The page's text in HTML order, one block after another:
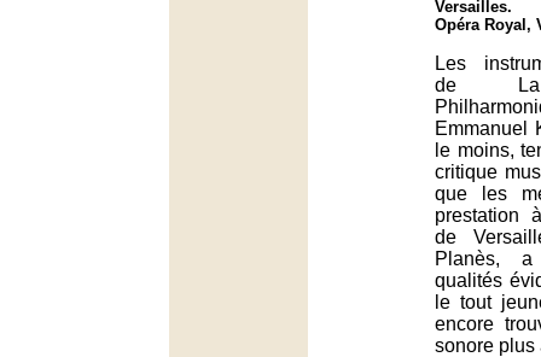
Versailles.
Opéra Royal,
Les
de La
Emmanuel
le moins,
critique
que les
prestation
de
Planès,
qualités
le tout
encore
sonore plus